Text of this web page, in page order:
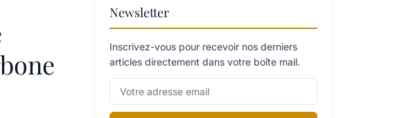
Newsletter
Inscrivez-vous pour recevoir nos derniers
articles directement dans votre boîte mail.